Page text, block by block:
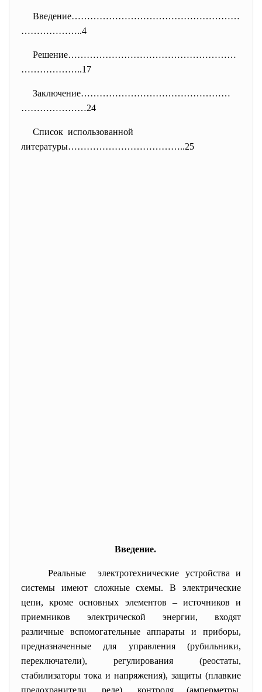
Введение………………………………………………
………………..4
Решение………………………………………………
………………..17
Заключение…………………………………………
…………………24
Список использованной
литературы………………………………..25
Введение.
Реальные электротехнические устройства и
системы имеют сложные схемы. В электрические
цепи, кроме основных элементов – источников и
приемников электрической энергии, входят
различные вспомогательные аппараты и приборы,
предназначенные для управления (рубильники,
переключатели), регулирования (реостаты,
стабилизаторы тока и напряжения), защиты (плавкие
предохранители, реле), контроля (амперметры,